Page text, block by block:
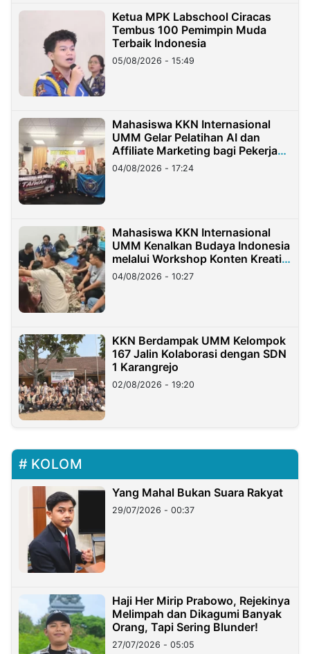
Ketua MPK Labschool Ciracas
Tembus 100 Pemimpin Muda
Terbaik Indonesia
05/08/2026 - 15:49
Mahasiswa KKN Internasional
UMM Gelar Pelatihan AI dan
Affiliate Marketing bagi Pekerja
Migran Indonesia di Taiwan
04/08/2026 - 17:24
Mahasiswa KKN Internasional
UMM Kenalkan Budaya Indonesia
melalui Workshop Konten Kreatif
di Taiwan
04/08/2026 - 10:27
KKN Berdampak UMM Kelompok
167 Jalin Kolaborasi dengan SDN
1 Karangrejo
02/08/2026 - 19:20
KOLOM
Yang Mahal Bukan Suara Rakyat
29/07/2026 - 00:37
Haji Her Mirip Prabowo, Rejekinya
Melimpah dan Dikagumi Banyak
Orang, Tapi Sering Blunder!
27/07/2026 - 05:05